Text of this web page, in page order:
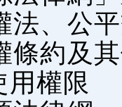
法、公
條約及
用權限